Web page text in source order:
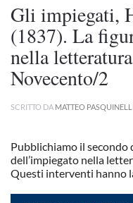
Gli impiegati,
(1837). La
nella
Novecento/2
SCRITTO DA MATTEO
Pubblichiamo il secondo
dell’impiegato nella
Questi interventi hanno